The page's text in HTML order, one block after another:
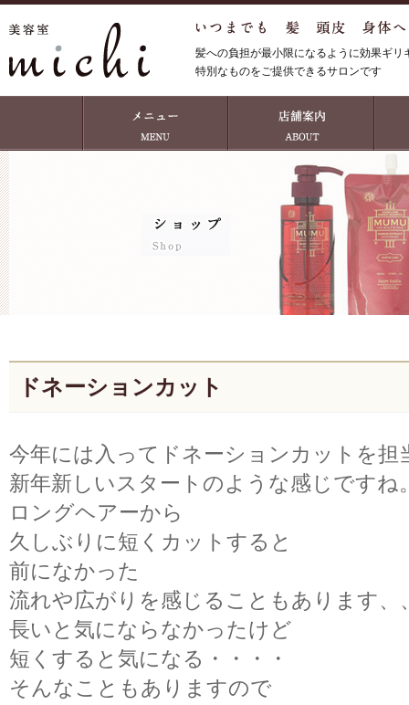
髪への負担が最小限になるように効果ギ
特別なものをご提供できるサロンです
ドネーションカット
今年には入ってドネーションカットを担
新年新しいスタートのような感じですね
ロングヘアーから
久しぶりに短くカットすると
前になかった
流れや広がりを感じることもあります、
長いと気にならなかったけど
短くすると気になる・・・・
そんなこともありますので